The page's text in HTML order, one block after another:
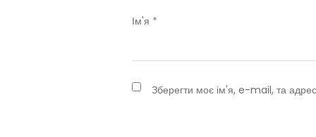
Ім'я *
Зберегти моє ім'я, e-mail, та